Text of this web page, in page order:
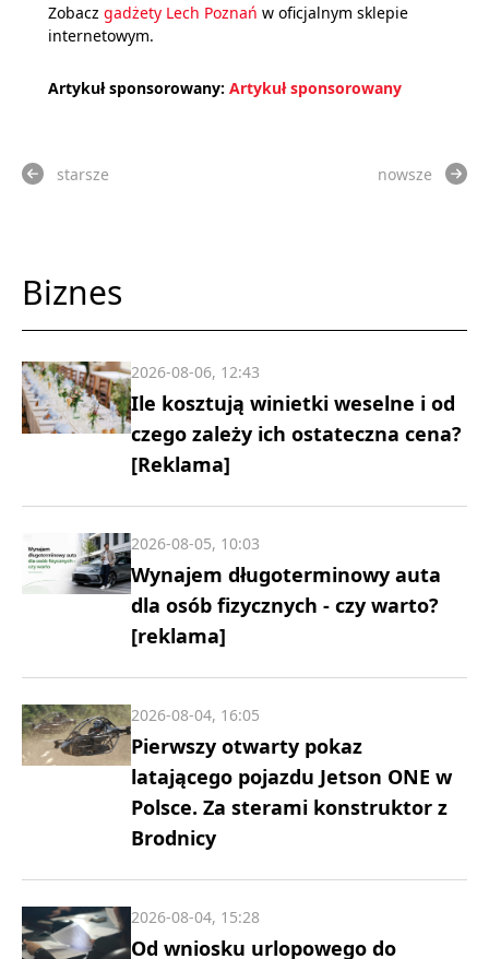
Zobacz gadżety Lech Poznań w oficjalnym sklepie
internetowym.
Artykuł sponsorowany: Artykuł sponsorowany
starsze nowsze
Biznes
Ile kosztują winietki weselne i od
czego zależy ich ostateczna cena?
[Reklama]
2026-08-06, 12:43
Wynajem długoterminowy auta
dla osób fizycznych - czy warto?
[reklama]
2026-08-05, 10:03
Pierwszy otwarty pokaz
latającego pojazdu Jetson ONE w
Polsce. Za sterami konstruktor z
Brodnicy
2026-08-04, 16:05
Od wniosku urlopowego do
2026-08-04, 15:28